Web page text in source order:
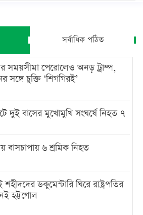
সর্বাধিক পঠিত
সময়সীমা পেরোলেও অনড় ট্রাম্প,
সঙ্গে চুক্তি ‘শিগগিরই’
দুই বাসের মুখোমুখি সংঘর্ষে নিহত ৭
বাসচাপায় ৬ শ্রমিক নিহত
ডকুমেন্টারি ঘিরে রাষ্ট্রপতির
হট্টগোল